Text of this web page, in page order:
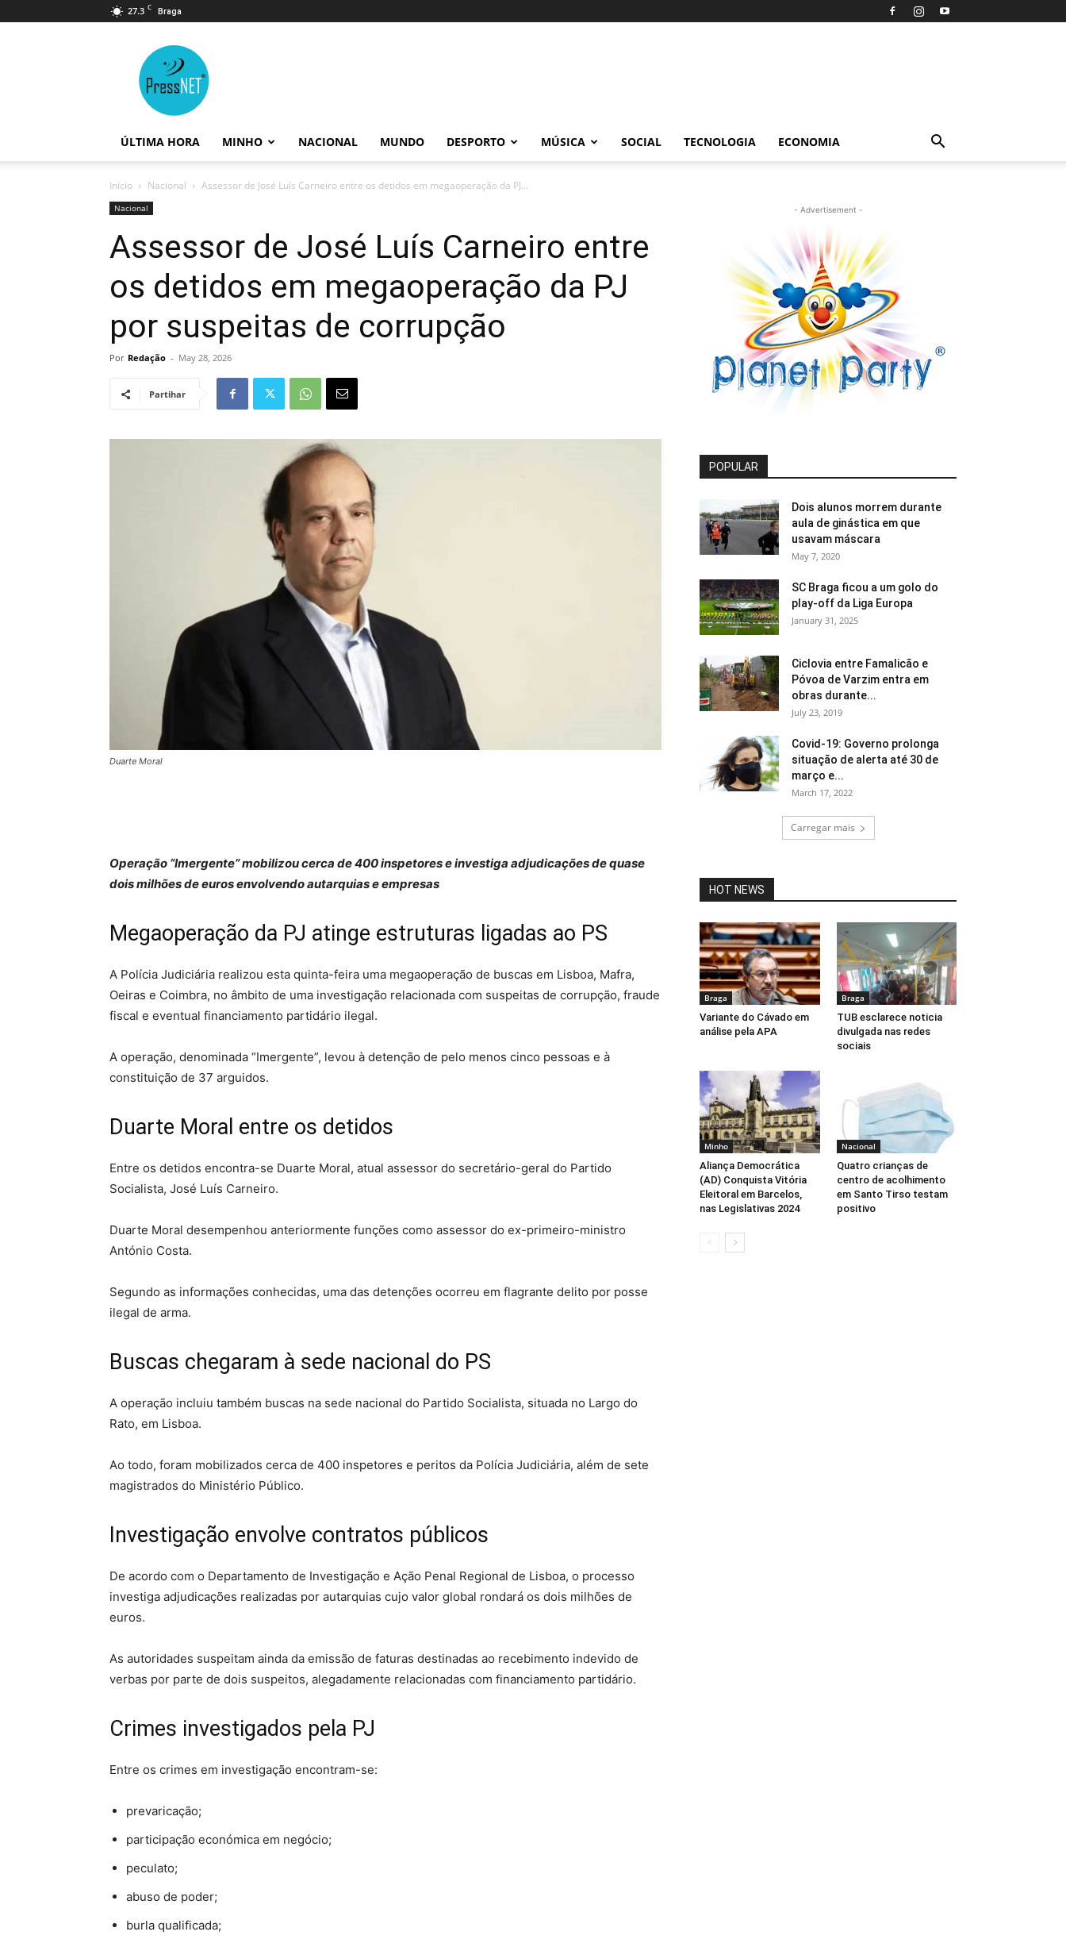
27.3 C Braga
ÚLTIMA HORA MINHO NACIONAL MUNDO DESPORTO MÚSICA SOCIAL TECNOLOGIA ECONOMIA
Início Nacional Assessor de José Luís Carneiro entre os detidos em megaoperação da PJ...
Nacional
Assessor de José Luís Carneiro entre
os detidos em megaoperação da PJ
por suspeitas de corrupção
Por Redação - May 28, 2026
Partihar
Duarte Moral
Operação “Imergente” mobilizou cerca de 400 inspetores e investiga adjudicações de quase
dois milhões de euros envolvendo autarquias e empresas
Megaoperação da PJ atinge estruturas ligadas ao PS
A Polícia Judiciária realizou esta quinta-feira uma megaoperação de buscas em Lisboa, Mafra,
Oeiras e Coimbra, no âmbito de uma investigação relacionada com suspeitas de corrupção, fraude
fiscal e eventual financiamento partidário ilegal.
A operação, denominada “Imergente”, levou à detenção de pelo menos cinco pessoas e à
constituição de 37 arguidos.
Duarte Moral entre os detidos
Entre os detidos encontra-se Duarte Moral, atual assessor do secretário-geral do Partido
Socialista, José Luís Carneiro.
Duarte Moral desempenhou anteriormente funções como assessor do ex-primeiro-ministro
António Costa.
Segundo as informações conhecidas, uma das detenções ocorreu em flagrante delito por posse
ilegal de arma.
Buscas chegaram à sede nacional do PS
A operação incluiu também buscas na sede nacional do Partido Socialista, situada no Largo do
Rato, em Lisboa.
Ao todo, foram mobilizados cerca de 400 inspetores e peritos da Polícia Judiciária, além de sete
magistrados do Ministério Público.
Investigação envolve contratos públicos
De acordo com o Departamento de Investigação e Ação Penal Regional de Lisboa, o processo
investiga adjudicações realizadas por autarquias cujo valor global rondará os dois milhões de
euros.
As autoridades suspeitam ainda da emissão de faturas destinadas ao recebimento indevido de
verbas por parte de dois suspeitos, alegadamente relacionadas com financiamento partidário.
Crimes investigados pela PJ
Entre os crimes em investigação encontram-se:
prevaricação;
participação económica em negócio;
peculato;
abuso de poder;
burla qualificada;
- Advertisement -
POPULAR
Dois alunos morrem durante
aula de ginástica em que
usavam máscara
May 7, 2020
SC Braga ficou a um golo do
play-off da Liga Europa
January 31, 2025
Ciclovia entre Famalicão e
Póvoa de Varzim entra em
obras durante...
July 23, 2019
Covid-19: Governo prolonga
situação de alerta até 30 de
março e...
March 17, 2022
Carregar mais
HOT NEWS
Braga
Variante do Cávado em
análise pela APA
Braga
TUB esclarece noticia
divulgada nas redes
sociais
Minho
Aliança Democrática
(AD) Conquista Vitória
Eleitoral em Barcelos,
nas Legislativas 2024
Nacional
Quatro crianças de
centro de acolhimento
em Santo Tirso testam
positivo